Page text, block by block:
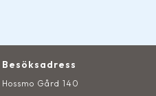
Besöksadress
Hossmo Gård 140